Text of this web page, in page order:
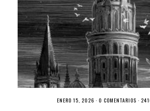
ENERO 15, 2026 · 0 COMENTARIOS ·